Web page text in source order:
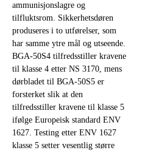
ammunisjonslagre og
tilfluktsrom. Sikkerhetsdøren
produseres i to utførelser, som
har samme ytre mål og utseende.
BGA-50S4 tilfredsstiller kravene
til klasse 4 etter NS 3170, mens
dørbladet til BGA-50S5 er
forsterket slik at den
tilfredsstiller kravene til klasse 5
ifølge Europeisk standard ENV
1627. Testing etter ENV 1627
klasse 5 setter vesentlig større